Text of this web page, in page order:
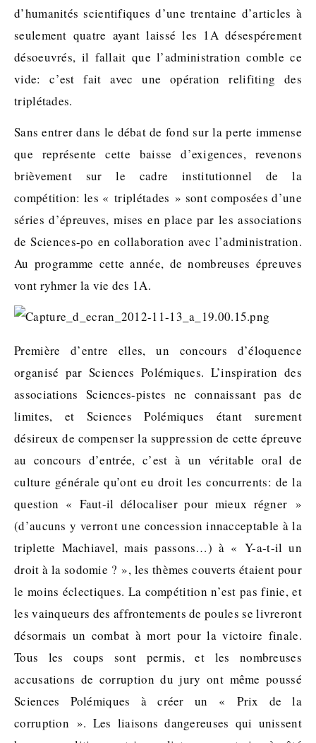
d’humanités scientifiques d’une trentaine d’articles à
seulement quatre ayant laissé les 1A désespérement
désoeuvrés, il fallait que l’administration comble ce
vide: c’est fait avec une opération relifiting des
triplétades.
Sans entrer dans le débat de fond sur la perte immense
que représente cette baisse d’exigences, revenons
brièvement sur le cadre institutionnel de la
compétition: les « triplétades » sont composées d’une
séries d’épreuves, mises en place par les associations
de Sciences-po en collaboration avec l’administration.
Au programme cette année, de nombreuses épreuves
vont ryhmer la vie des 1A.
Première d’entre elles, un concours d’éloquence
organisé par Sciences Polémiques. L’inspiration des
associations Sciences-pistes ne connaissant pas de
limites, et Sciences Polémiques étant surement
désireux de compenser la suppression de cette épreuve
au concours d’entrée, c’est à un véritable oral de
culture générale qu’ont eu droit les concurrents: de la
question « Faut-il délocaliser pour mieux régner »
(d’aucuns y verront une concession innacceptable à la
triplette Machiavel, mais passons…) à « Y-a-t-il un
droit à la sodomie ? », les thèmes couverts étaient pour
le moins éclectiques. La compétition n’est pas finie, et
les vainqueurs des affrontements de poules se livreront
désormais un combat à mort pour la victoire finale.
Tous les coups sont permis, et les nombreuses
accusations de corruption du jury ont même poussé
Sciences Polémiques à créer un « Prix de la
corruption ». Les liaisons dangereuses qui unissent